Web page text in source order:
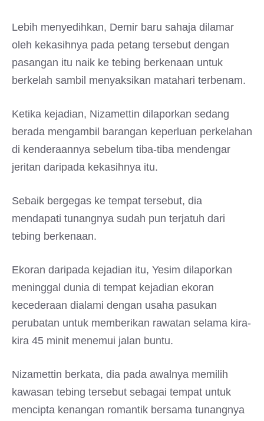
Lebih menyedihkan, Demir baru sahaja dilamar
oleh kekasihnya pada petang tersebut dengan
pasangan itu naik ke tebing berkenaan untuk
berkelah sambil menyaksikan matahari terbenam.
Ketika kejadian, Nizamettin dilaporkan sedang
berada mengambil barangan keperluan perkelahan
di kenderaannya sebelum tiba-tiba mendengar
jeritan daripada kekasihnya itu.
Sebaik bergegas ke tempat tersebut, dia
mendapati tunangnya sudah pun terjatuh dari
tebing berkenaan.
Ekoran daripada kejadian itu, Yesim dilaporkan
meninggal dunia di tempat kejadian ekoran
kecederaan dialami dengan usaha pasukan
perubatan untuk memberikan rawatan selama kira-
kira 45 minit menemui jalan buntu.
Nizamettin berkata, dia pada awalnya memilih
kawasan tebing tersebut sebagai tempat untuk
mencipta kenangan romantik bersama tunangnya